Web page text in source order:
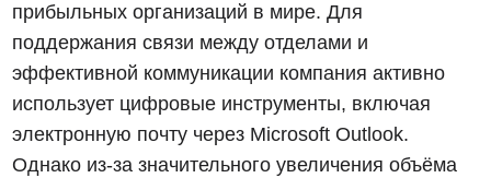
прибыльных организаций в мире. Для
поддержания связи между отделами и
эффективной коммуникации компания активно
использует цифровые инструменты, включая
электронную почту через Microsoft Outlook.
Однако из-за значительного увеличения объёма